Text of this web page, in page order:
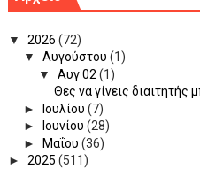
▼ 2026 (72)
▼ Αυγούστου (1)
▼ Αυγ 02 (1)
Θες να γίνεις διαιτητής
►
Ιουλίου (7)
►
Ιουνίου (28)
►
Μαΐου (36)
► 2025 (511)